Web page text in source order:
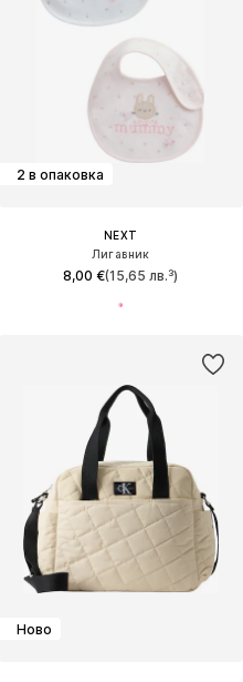
2 в опаковка
NEXT
Лигавник
8,00 €(15,65 лв.³)
Ново